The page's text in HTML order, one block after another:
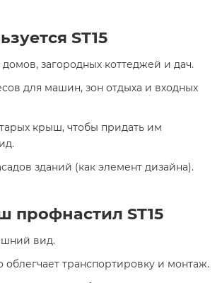
ST15
загородных коттеджей и дач.
для машин, зон отдыха и входных
крыш, чтобы придать им
зданий (как элемент дизайна).
профнастил ST15
вид.
облегчает транспортировку и монтаж.